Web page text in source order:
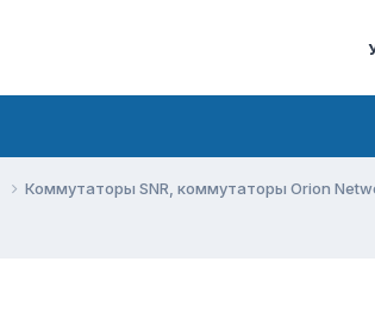
Коммутаторы SNR, коммутаторы Orion